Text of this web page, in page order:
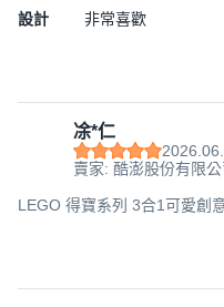
設計 非常喜歡
凃*仁
賣家: 酷澎股份有限公
LEGO 得寶系列 3合1可愛創